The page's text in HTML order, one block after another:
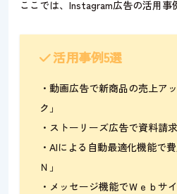
ここでは、Instagram広告の活用事
活用事例5選
・動画広告で新商品の売上ア
ク」
・ストーリーズ広告で資料請
・AIによる自動最適化機能で
Ｎ」
・メッセージ機能でＷｅｂサ